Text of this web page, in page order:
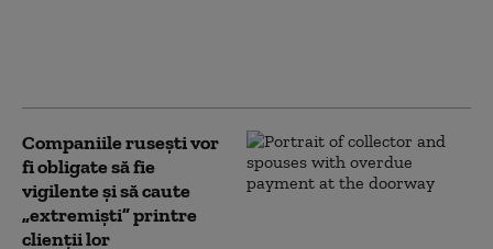
Companiile rusești vor
fi obligate să fie
vigilente și să caute
„extremiști” printre
clienții lor